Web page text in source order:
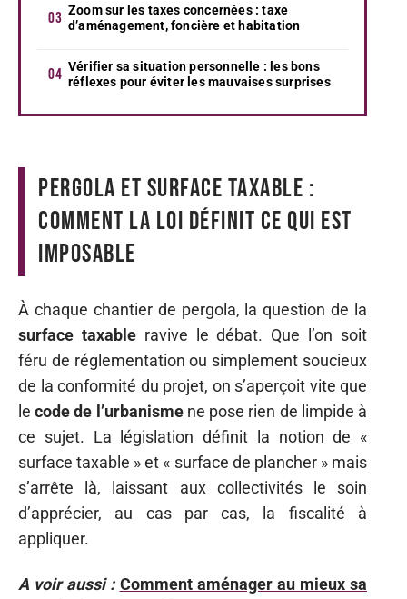
Zoom sur les taxes concernées : taxe
d’aménagement, foncière et habitation
Vérifier sa situation personnelle : les bons
réflexes pour éviter les mauvaises surprises
Pergola et surface taxable :
comment la loi définit ce qui est
imposable
À chaque chantier de pergola, la question de la
surface taxableravive le débat. Que l’on soit
féru de réglementation ou simplement soucieux
de la conformité du projet, on s’aperçoit vite que
lecode de l’urbanismene pose rien de limpide à
ce sujet. La législation définit la notion de «
surface taxable » et « surface de plancher » mais
s’arrête là, laissant aux collectivités le soin
d’apprécier, au cas par cas, la fiscalité à
appliquer.
A voir aussi : Comment aménager au mieux sa